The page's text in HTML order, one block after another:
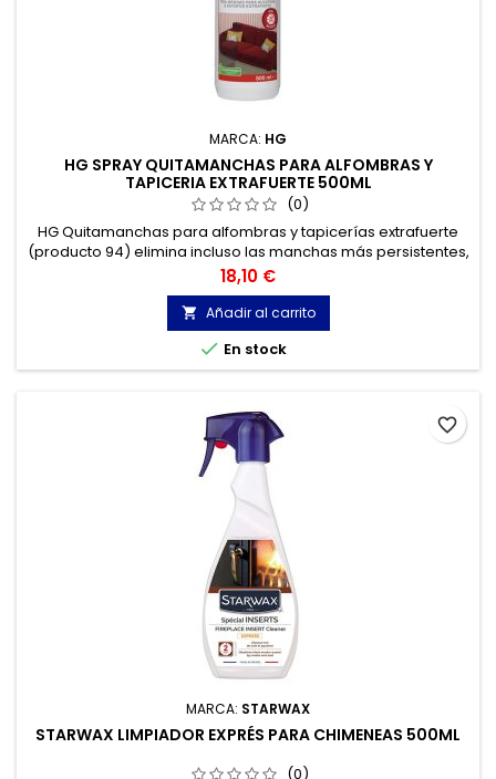
MARCA: HG
HG SPRAY QUITAMANCHAS PARA ALFOMBRAS Y
TAPICERIA EXTRAFUERTE 500ML
(0)
HG Quitamanchas para alfombras y tapicerías extrafuerte
(producto 94) elimina incluso las manchas más persistentes,
como las manchas de vino, café, chocolate, salsa,
pintalabios, betún, zumo de fruta, grasa, etc.
Precio
18,10 €
 Añadir al carrito
 En stock
MARCA: STARWAX
STARWAX LIMPIADOR EXPRÉS PARA CHIMENEAS 500ML
(0)
favorite_border